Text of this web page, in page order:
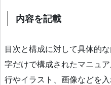
内容を記載
目次と構成に対して具体的
字だけで構成されたマニュ
行やイラスト、画像などを入